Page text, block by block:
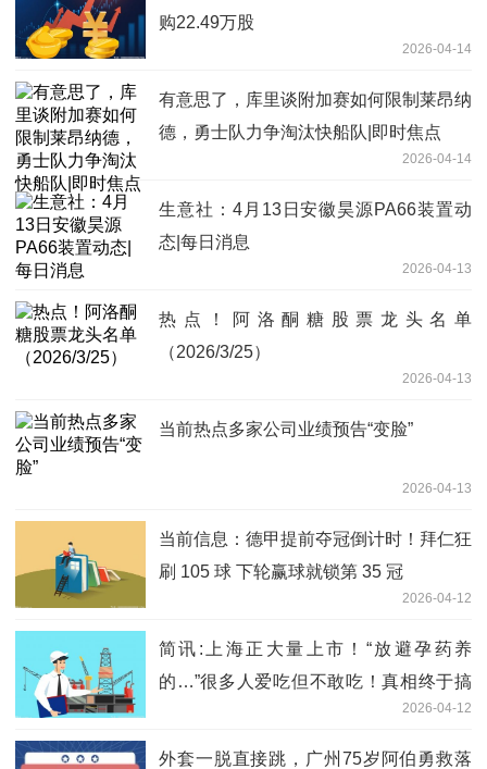
购22.49万股
2026-04-14
有意思了，库里谈附加赛如何限制莱昂纳
德，勇士队力争淘汰快船队|即时焦点
2026-04-14
生意社：4月13日安徽昊源PA66装置动
态|每日消息
2026-04-13
热点！阿洛酮糖股票龙头名单
（2026/3/25）
2026-04-13
当前热点多家公司业绩预告“变脸”
2026-04-13
当前信息：德甲提前夺冠倒计时！拜仁狂
刷 105 球 下轮赢球就锁第 35 冠
2026-04-12
简讯:上海正大量上市！“放避孕药养
的…”很多人爱吃但不敢吃！真相终于搞
2026-04-12
外套一脱直接跳，广州75岁阿伯勇救落